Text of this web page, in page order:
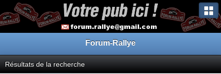
Forum-Rallye
Résultats de la recherche